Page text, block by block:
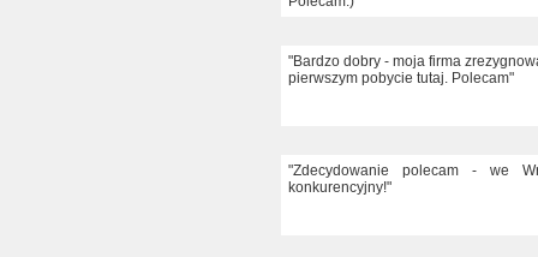
"Bardzo dobry - moja firma
pierwszym pobycie tutaj. Polecam"
"Zdecydowanie polecam - we
konkurencyjny!"